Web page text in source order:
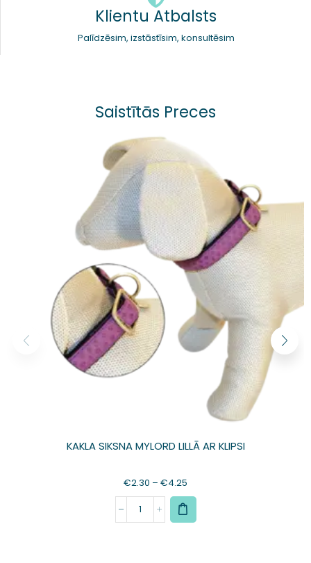
Klientu Atbalsts
Palīdzēsim, izstāstīsim, konsultēsim
Saistītās Preces
KAKLA SIKSNA MYLORD LILLĀ AR KLIPSI
€2.30 – €4.25